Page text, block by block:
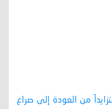
من العودة إلى صراع